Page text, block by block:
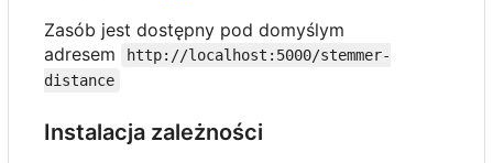
Zasób jest dostępny pod domyślym
adresem
http://localhost:5000/stemmer-
distance
Instalacja zależności